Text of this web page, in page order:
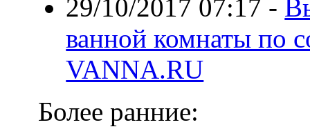
29/10/2017 07:17 -
ванной комнаты по
VANNA.RU
Более ранние: